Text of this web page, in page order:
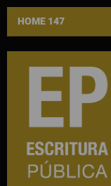
HOME 147